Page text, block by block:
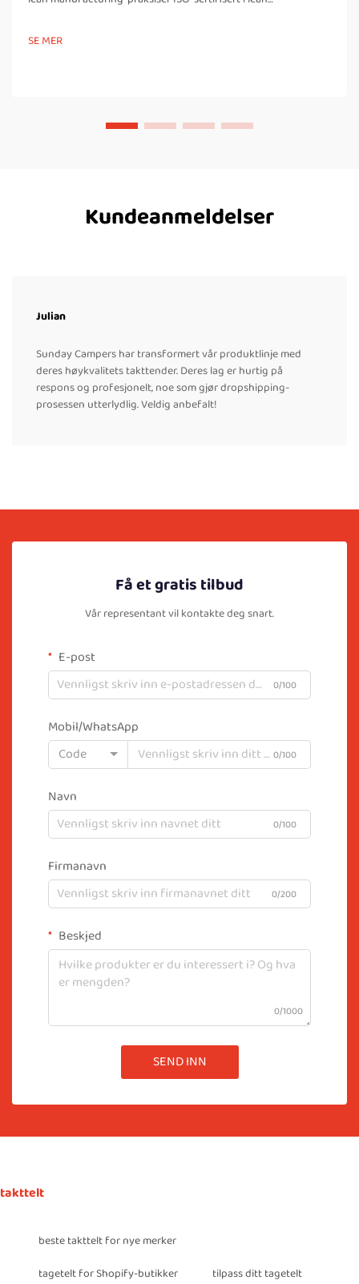
ISO-sertifisert i våre lean manufacturing-prosesser, inkludert
forbedringer i...
SE MER
Kundeanmeldelser
Julian
Sunday Campers har transformert vår produktlinje med
deres høykvalitets takttender. Deres lag er hurtig på
respons og profesjonelt, noe som gjør dropshipping-
prosessen utterlydlig. Veldig anbefalt!
Få et gratis tilbud
Vår representant vil kontakte deg snart.
E-post
0/100
Mobil/WhatsApp
Code
0/100
Navn
0/100
Firmanavn
0/200
Beskjed
0/1000
SEND INN
takttelt
beste takttelt for nye merker
tagetelt for Shopify-butikker
tilpass ditt tagetelt